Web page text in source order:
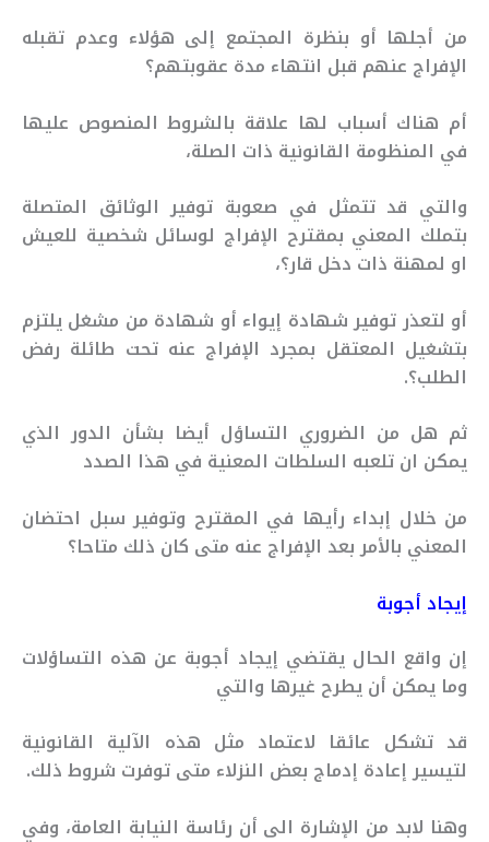
من أجلها أو بنظرة المجتمع إلى هؤلاء وعدم تقبله
الإفراج عنهم قبل انتهاء مدة عقوبتهم؟
أم هناك أسباب لها علاقة بالشروط المنصوص عليها
في المنظومة القانونية ذات الصلة،
والتي قد تتمثل في صعوبة توفير الوثائق المتصلة
بتملك المعني بمقترح الإفراج لوسائل شخصية للعيش
او لمهنة ذات دخل قار؟،
أو لتعذر توفير شهادة إيواء أو شهادة من مشغل يلتزم
بتشغيل المعتقل بمجرد الإفراج عنه تحت طائلة رفض
الطلب؟.
ثم هل من الضروري التساؤل أيضا بشأن الدور الذي
يمكن ان تلعبه السلطات المعنية في هذا الصدد
من خلال إبداء رأيها في المقترح وتوفير سبل احتضان
المعني بالأمر بعد الإفراج عنه متى كان ذلك متاحا؟
إيجاد أجوبة
إن واقع الحال يقتضي إيجاد أجوبة عن هذه التساؤلات
وما يمكن أن يطرح غيرها والتي
قد تشكل عائقا لاعتماد مثل هذه الآلية القانونية
لتيسير إعادة إدماج بعض النزلاء متى توفرت شروط ذلك.
وهنا لابد من الإشارة الى أن رئاسة النيابة العامة، وفي